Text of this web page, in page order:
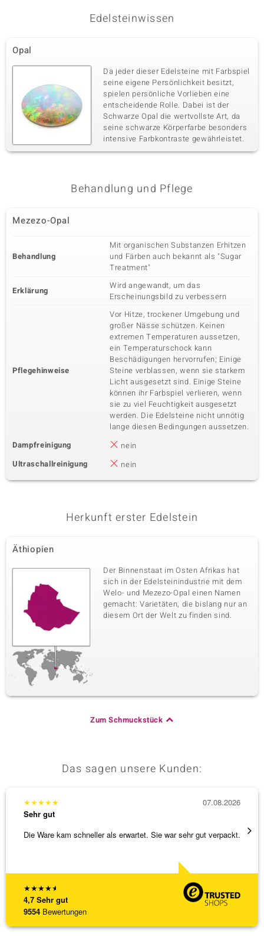
Edelsteinwissen
Opal
Da jeder dieser Edelsteine mit Farbspiel
seine eigene Persönlichkeit besitzt,
spielen persönliche Vorlieben eine
entscheidende Rolle. Dabei ist der
Schwarze Opal die wertvollste Art, da
seine schwarze Körperfarbe besonders
intensive Farbkontraste gewährleistet.
Behandlung und Pflege
Mezezo-Opal
Behandlung
Mit organischen Substanzen Erhitzen
und Färben auch bekannt als "Sugar
Treatment"
Erklärung
Wird angewandt, um das
Erscheinungsbild zu verbessern
Pflegehinweise
Vor Hitze, trockener Umgebung und
großer Nässe schützen. Keinen
extremen Temperaturen aussetzen,
ein Temperaturschock kann
Beschädigungen hervorrufen; Einige
Steine verblassen, wenn sie starkem
Licht ausgesetzt sind. Einige Steine
können ihr Farbspiel verlieren, wenn
sie zu viel Feuchtigkeit ausgesetzt
werden. Die Edelsteine nicht unnötig
lange diesen Bedingungen aussetzen.
Dampfreinigung
nein
Ultraschallreinigung
nein
Herkunft erster Edelstein
Äthiopien
Der Binnenstaat im Osten Afrikas hat
sich in der Edelsteinindustrie mit dem
Welo- und Mezezo-Opal einen Namen
gemacht: Varietäten, die bislang nur an
diesem Ort der Welt zu finden sind.
Zum Schmuckstück
Das sagen unsere Kunden:
★★★★★
4,7 Sehr gut
9554 Bewertungen
★★★★★
Sehr gut
Die Ware kam schneller als erwartet. Sie war sehr gut verpackt.
07.08.2026
Eine